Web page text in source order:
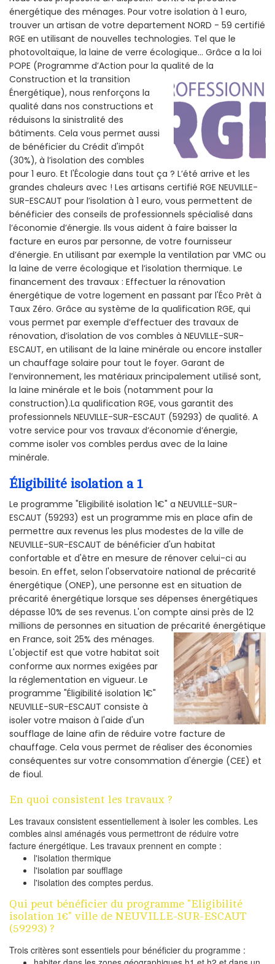
énergétique des ménages. Pour votre isolation à 1 euro,
trouver un artisan de votre departement NORD - 59 certifié
RGE en utilisant de nouvelles technologies. Tel que le
photovoltaïque, la laine de verre écologique... Grâce a la loi
POPE (Programme d’Action pour la qualité de la
Construction et la transition
Énergétique), nous renforçons la
qualité dans nos constructions et
réduisons la sinistralité des
bâtiments. Cela vous permet aussi
de bénéficier du Crédit d'impôt
(30%), à l’isolation des combles
pour 1 euro. Et l'Écologie dans tout ça ? L’été arrive et les
grandes chaleurs avec ! Les artisans certifié RGE NEUVILLE-
SUR-ESCAUT pour l’isolation à 1 euro, vous permettent de
bénéficier des conseils de professionnels spécialisé dans
l’économie d’énergie. Ils vous aident à faire baisser la
facture en euros par personne, de votre fournisseur
d’énergie. En utilisant par exemple la ventilation par VMC ou
la laine de verre écologique et l’isolation thermique. Le
financement des travaux : Effectuer la rénovation
énergétique de votre logement en passant par l'Éco Prêt à
Taux Zéro. Grâce au système de la qualification RGE, qui
vous permet par exemple d’effectuer des travaux de
rénovation, d’isolation de vos combles à NEUVILLE-SUR-
ESCAUT, en utilisant de la laine minérale ou encore installer
un chauffage solaire pour tout le foyer. Garant de
l’environnement, les matériaux principalement utilisé sont,
la laine minérale et le bois (notamment pour la
construction).La qualification RGE, vous garantit des
professionnels NEUVILLE-SUR-ESCAUT (59293) de qualité. A
votre service pour vos travaux d’économie d’énergie,
comme isoler vos combles perdus avec de la laine
minérale.
Éligibilité isolation a 1
Le programme "Eligibilité isolation 1€" a NEUVILLE-SUR-
ESCAUT (59293) est un programme mis en place afin de
permettre aux revenus les plus modestes de la ville de
NEUVILLE-SUR-ESCAUT de bénéficier d'un habitat
confortable et d'être en mesure de rénover celui-ci au
besoin. En effet, selon l'observatoire national de précarité
énergétique (ONEP), une personne est en situation de
précarité énergétique lorsque ses dépenses énergétiques
dépasse 10% de ses revenus. L'on compte ainsi près de 12
millions de personnes en situation de précarité énergétique
en France, soit 25% des ménages.
L'objectif est que votre habitat soit
conforme aux normes exigées par
la réglementation en vigueur. Le
programme "Éligibilité isolation 1€"
NEUVILLE-SUR-ESCAUT consiste à
isoler votre maison à l'aide d'un
soufflage de laine afin de réduire votre facture de
chauffage. Cela vous permet de réaliser des économies
conséquentes sur votre consommation d'énergie (CEE) et
de fioul.
En quoi consistent les travaux ?
Les travaux consistent essentiellement à isoler les combles. Les
combles ainsi aménagés vous permettront de réduire votre
facture énergétique. Les travaux prennent en compte :
l'isolation thermique
l'isolation par soufflage
l'isolation des comptes perdus.
Qui peut bénéficier du programme "Eligibilité
isolation 1€" ville de NEUVILLE-SUR-ESCAUT
(59293) ?
Trois critères sont essentiels pour bénéficier du programme :